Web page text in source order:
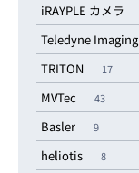
iRAYPLE カメラ
Teledyne Imaging
TRITON 17
MVTec 43
Basler 9
heliotis 8